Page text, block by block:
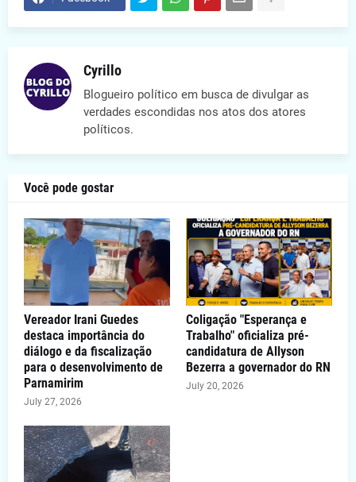
Cyrillo
Blogueiro político em busca de divulgar as
verdades escondidas nos atos dos atores
políticos.
Você pode gostar
Vereador Irani Guedes
destaca importância do
diálogo e da fiscalização
para o desenvolvimento de
Parnamirim
July 27, 2026
Coligação "Esperança e
Trabalho" oficializa pré-
candidatura de Allyson
Bezerra a governador do RN
July 20, 2026